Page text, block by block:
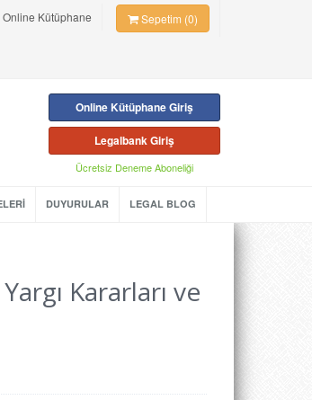
Online Kütüphane Sepetim (0)
Online Kütüphane Giriş
Legalbank Giriş
Ücretsiz Deneme Aboneliği
DUYURULAR LEGAL BLOG
Kararları ve